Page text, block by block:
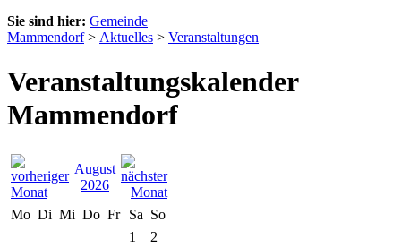
Sie sind hier: Gemeinde
Mammendorf> Aktuelles > Veranstaltungen
Veranstaltungskalender
Mammendorf
August
2026
Mo Di Mi Do Fr Sa So
1
2